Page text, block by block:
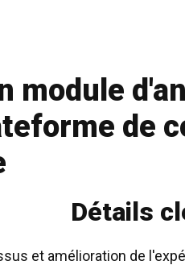
module
de
Détails
et amélioration de